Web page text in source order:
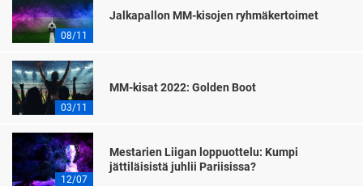
08/11
Jalkapallon MM-kisojen ryhmäkertoimet
03/11
MM-kisat 2022: Golden Boot
12/07
Mestarien Liigan loppuottelu: Kumpi
jättiläisistä juhlii Pariisissa?